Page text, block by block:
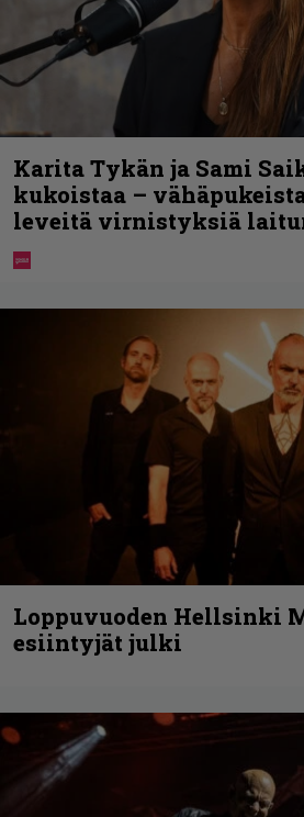
Karita Tykän ja Sami
kukoistaa –
leveitä virnistyksiä
Loppuvuoden Hellsinki
esiintyjät julki